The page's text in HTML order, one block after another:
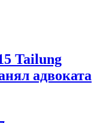
Tailung
адвоката